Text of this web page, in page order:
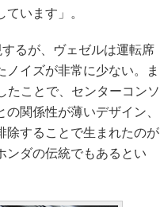
います」。
るが、ヴェゼルは運転席
イズが非常に少ない。ま
たことで、センターコンソ
関係性が薄いデザイン、
除することで生まれたのが
ンダの伝統でもあるとい